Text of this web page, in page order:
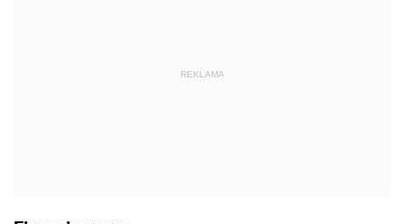
REKLAMA